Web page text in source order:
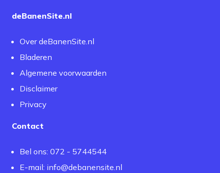
deBanenSite.nl
Over deBanenSite.nl
Bladeren
Algemene voorwaarden
Disclaimer
Privacy
Contact
Bel ons: 072 - 5744544
E-mail: info@debanensite.nl